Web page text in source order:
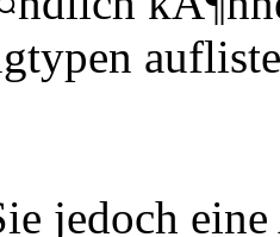
jedoch